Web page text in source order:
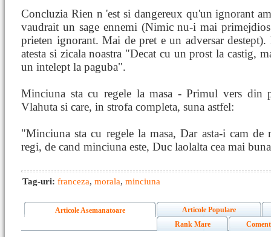
Concluzia Rien n 'est si dangereux qu'un ignorant
vaudrait un sage ennemi (Nimic nu-i mai
prieten ignorant. Mai de pret e un adversar destept).
atesta si zicala noastra "Decat cu un prost la castig,
un intelept la paguba".
Minciuna sta cu regele la masa - Primul vers din
Vlahuta si care, in strofa completa, suna astfel:
"Minciuna sta cu regele la masa, Dar asta-i cam de
regi, de cand minciuna este, Duc laolalta cea mai
Tag-uri: franceza, morala, minciuna
Articole Asemanatoare
Articole Populare
Rank Mare